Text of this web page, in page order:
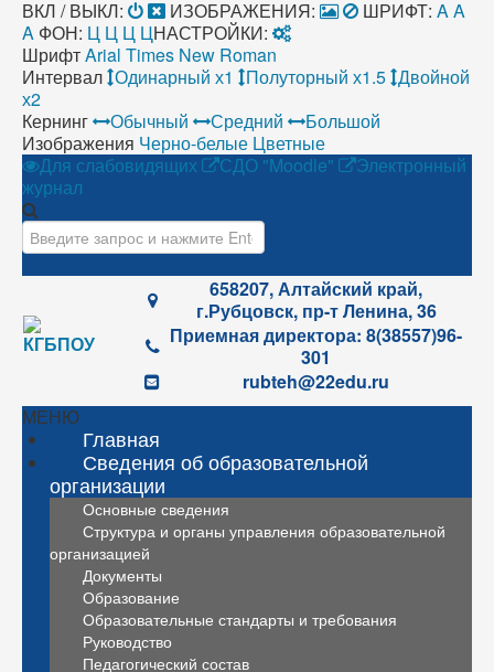
ВКЛ / ВЫКЛ: ИЗОБРАЖЕНИЯ: ШРИФТ: AA
A ФОН: Ц Ц Ц ЦНАСТРОЙКИ:
ШрифтArial Times New Roman
Интервал Одинарный х1 Полуторный х1.5 Двойной
х2
Кернинг
Обычный Средний
Большой
Изображения Черно-белые Цветные
Для слабовидящих
СДО "Moodle"
Электронный
журнал
Искать...
658207, Алтайский край,
г.Рубцовск, пр-т Ленина, 36
Приемная директора: 8(38557)96-
301
rubteh@22edu.ru
МЕНЮ
Главная
Сведения об образовательной
организации
Основные сведения
Структура и органы управления образовательной
организацией
Документы
Образование
Образовательные стандарты и требования
Руководство
Педагогический состав